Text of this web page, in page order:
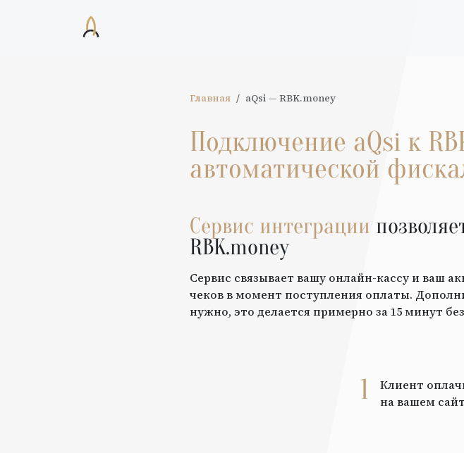
Главная aQsi — RBK.money
Подключение aQsiк
автоматической
Сервис интеграции
RBK.money
Сервис связывает вашу онлайн-кассу и ваш
чеков в момент поступления оплаты.
нужно, это делается примерно за 15 минут
1
Клиент
на вашем